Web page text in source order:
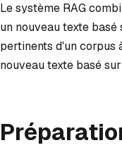
Le système RAG
un nouveau texte
pertinents d'un corpus
nouveau texte basé